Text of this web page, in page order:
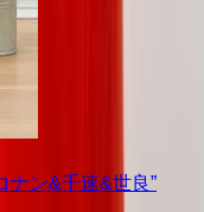
ナン&千速&世良”